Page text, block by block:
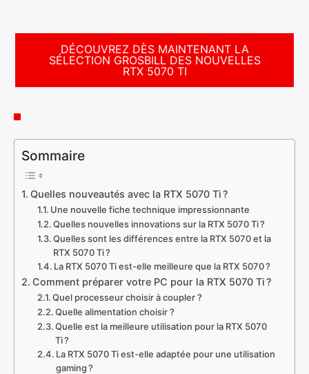
DÉCOUVREZ DÈS MAINTENANT LA
SÉLECTION GROSBILL DES NOUVELLES
RTX 5070 TI
Sommaire
Quelles nouveautés avec la RTX 5070 Ti ?
Une nouvelle fiche technique impressionnante
Quelles nouvelles innovations sur la RTX 5070 Ti ?
Quelles sont les différences entre la RTX 5070 et la
RTX 5070 Ti ?
La RTX 5070 Ti est-elle meilleure que la RTX 5070 ?
Comment préparer votre PC pour la RTX 5070 Ti ?
Quel processeur choisir à coupler ?
Quelle alimentation choisir ?
Quelle est la meilleure utilisation pour la RTX 5070
Ti ?
La RTX 5070 Ti est-elle adaptée pour une utilisation
gaming ?